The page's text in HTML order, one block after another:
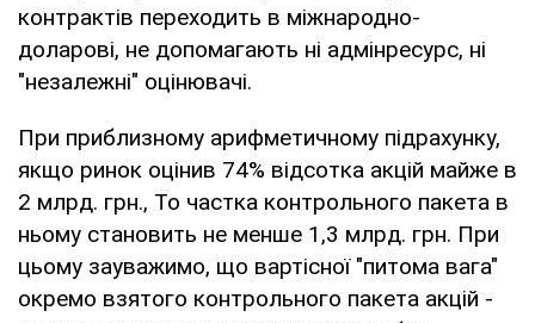
контрактів переходить в міжнародно-
доларові, не допомагають ні адмінресурс, ні
"незалежні" оцінювачі.
При приблизному арифметичному підрахунку,
якщо ринок оцінив 74% відсотка акцій майже в
2 млрд. грн., То частка контрольного пакета в
ньому становить не менше 1,3 млрд. грн. При
цьому зауважимо, що вартісної "питома вага"
окремо взятого контрольного пакета акцій -